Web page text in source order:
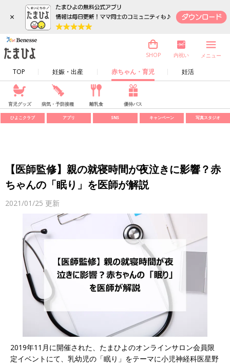
×
TOP 妊娠・出産 赤ちゃん・育児 妊活
SHOP 内祝い メニュー
育児グッズ 病気・予防接種 離乳食 優待パス
ひよこクラブ アプリ SNS キャンペーン 写真スタジオ
【医師監修】親の就寝時間が夜泣きに影響？赤
ちゃんの「眠り」を医師が解説
2021/01/25 更新
2019年11月に開催された、たまひよのオンラインサロン会員限
定イベントにて、乳幼児の「眠り」をテーマに小児神経科医星野